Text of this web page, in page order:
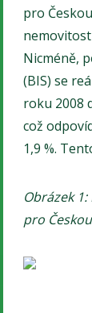
pro
Nicméně,
(BIS) se
roku 2008
což
1,9 %.
Obrázek
pro